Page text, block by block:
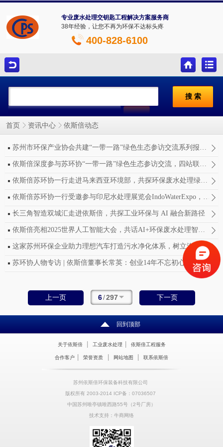
专业废水处理交钥匙工程解决方案服务商
38年经验，让您不再为环保不达标头疼
400-828-6100
首页 资讯中心 依斯倍动态
苏州市环保产业协会共建“一带一路”绿色生态参访交流系列报道之走进依斯倍
依斯倍深度参与苏环协“一带一路”绿色生态参访交流，四站联动共探环保合作新道路
依斯倍苏环协一行走进马来西亚环境部，共探环保废水处理绿色发展新机遇
依斯倍苏环协一行受邀参与印尼水处理展览会IndoWaterExpo，共建绿色生态新道路
长三角智造双城汇走进依斯倍，共探工业环保与 AI 融合新路径
依斯倍亮相2025世界人工智能大会，共话AI+环保废水处理智能未来
这家苏州环保企业助力理想汽车打造污水净化体系，树立汽车行业绿色制造新标杆
苏环协人物专访 | 依斯倍董事长常英：创业14年不忘初心，坚守环保水处理
上一页 6/297 下一页
回到顶部
关于依斯倍 工业废水处理 依斯倍工程服务
合作客户 荣誉资质 网站地图 联系依斯倍
苏州依斯倍环保装备科技有限公司
版权所有 2003-2014 ICP备：07036507
中国苏州唯亭镇唯西路55号（2号厂房）
技术支持：牛商网络